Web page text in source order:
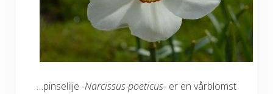
…pinselilje -Narcissus poeticus- er en vårblomst